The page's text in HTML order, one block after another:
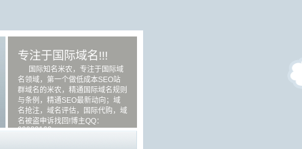
专注于国际域名!!!
国际知名米农，专注于国际域
名领域，第一个做低成本SEO站
群域名的米农，精通国际域名规则
与条例，精通SEO最新动向；域
名抢注，域名评估，国际代购，域
名被盗申诉找回!博主QQ：
99983163